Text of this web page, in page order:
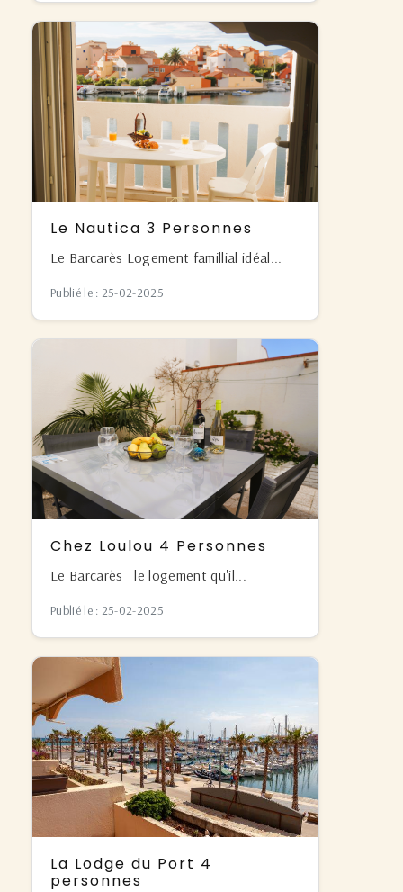
Le Nautica 3 Personnes
Le Barcarès Logement famillial idéal...
Publié le : 25-02-2025
Chez Loulou 4 Personnes
Le Barcarès le logement qu'il...
Publié le : 25-02-2025
La Lodge du Port 4
personnes